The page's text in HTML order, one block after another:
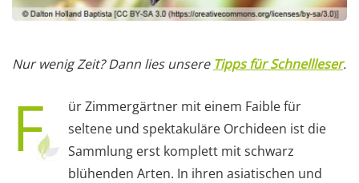
Nur wenig Zeit? Dann lies unsere Tipps für Schnellleser.
F
ür Zimmergärtner mit einem Faible für
seltene und spektakuläre Orchideen ist die
Sammlung erst komplett mit schwarz
blühenden Arten. In ihren asiatischen und